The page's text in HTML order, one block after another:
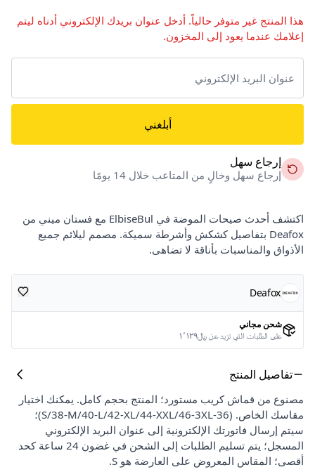
هذا المنتج غير متوفر حالياً. أدخل عنوان بريدك الإلكتروني أدناه ليتم
إعلامك عندما يعود إلى المخزون.
أبلغني
إرجاع سهل
إرجاع سهل وخالٍ من المتاعب خلال 14 يومًا
اكتشف أحدث صيحات الموضة في ElbiseBul مع فستان ميني من
Deafox بتفاصيل كشكش وأشرطة سميكة. مصمم ليلائم جميع
الأذواق والمناسبات بأناقة لا تضاهى.
Deafox
شحن مجاني
على الطلبات التي تزيد عن ﷼١٬١٢٩
تفاصيل المنتج
مصنوع من قماش كريب مستورد؛ المنتج بحجم كامل. يمكنك اختيار
مقاسك الخاص. (36-S/38-M/40-L/42-XL/44-XXL/46-3XL)؛
سيتم إرسال فاتورتك الإلكترونية إلى عنوان البريد الإلكتروني
المسجل؛ يتم تسليم الطلبات إلى الشحن في غضون 24 ساعة كحد
أقصى؛ المقاس المعروض على العارضة هو S.